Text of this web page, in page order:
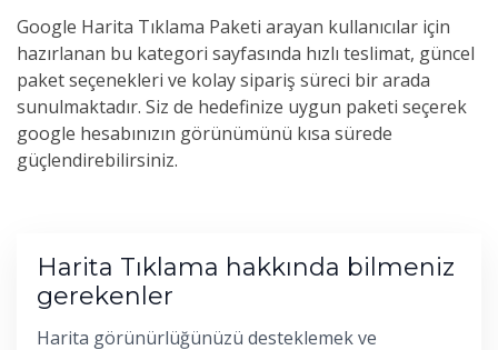
Google Harita Tıklama Paketi arayan kullanıcılar için
hazırlanan bu kategori sayfasında hızlı teslimat, güncel
paket seçenekleri ve kolay sipariş süreci bir arada
sunulmaktadır. Siz de hedefinize uygun paketi seçerek
google hesabınızın görünümünü kısa sürede
güçlendirebilirsiniz.
Harita Tıklama hakkında bilmeniz
gerekenler
Harita görünürlüğünüzü desteklemek ve